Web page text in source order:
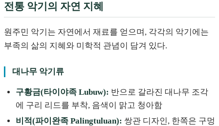
전통 악기의 자연 지혜
원주민 악기는 자연에서 재료를 얻으며, 각각의 악기에는
부족의 삶의 지혜와 미학적 관념이 담겨 있다.
대나무 악기류
구황금(타이야족 Lubuw): 반으로 갈라진 대나무 조각
에 구리 리드를 부착, 음색이 맑고 청아함
비적(파이완족 Palingtuluan): 쌍관 디자인, 한쪽은 구멍